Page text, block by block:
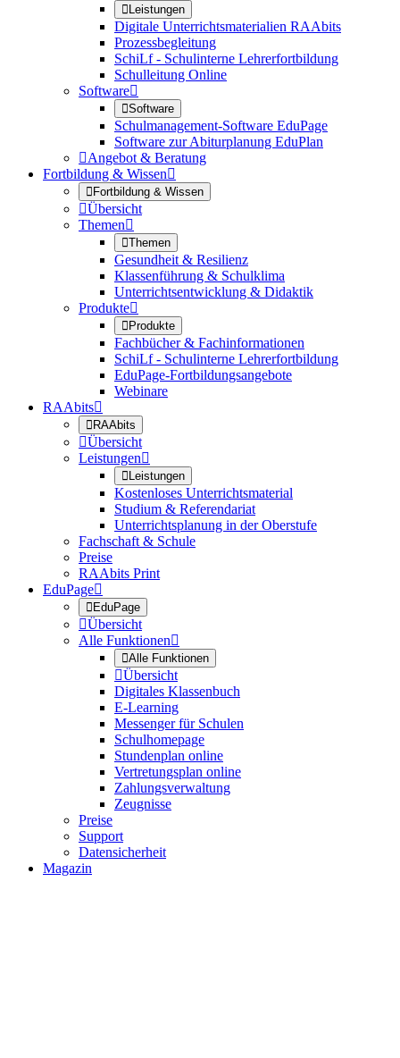
Leistungen
Digitale Unterrichtsmaterialien RAAbits
Prozessbegleitung
SchiLf - Schulinterne Lehrerfortbildung
Schulleitung Online
Software
Software
Schulmanagement-Software EduPage
Software zur Abiturplanung EduPlan
Angebot & Beratung
Fortbildung & Wissen
Fortbildung & Wissen
Übersicht
Themen
Themen
Gesundheit & Resilienz
Klassenführung & Schulklima
Unterrichtsentwicklung & Didaktik
Produkte
Produkte
Fachbücher & Fachinformationen
SchiLf - Schulinterne Lehrerfortbildung
EduPage-Fortbildungsangebote
Webinare
RAAbits
RAAbits
Übersicht
Leistungen
Leistungen
Kostenloses Unterrichtsmaterial
Studium & Referendariat
Unterrichtsplanung in der Oberstufe
Fachschaft & Schule
Preise
RAAbits Print
EduPage
EduPage
Übersicht
Alle Funktionen
Alle Funktionen
Übersicht
Digitales Klassenbuch
E-Learning
Messenger für Schulen
Schulhomepage
Stundenplan online
Vertretungsplan online
Zahlungsverwaltung
Zeugnisse
Preise
Support
Datensicherheit
Magazin